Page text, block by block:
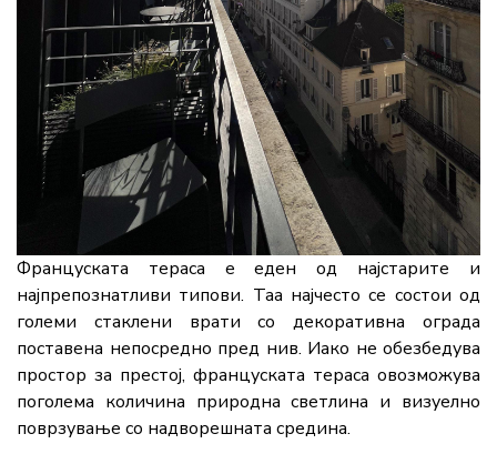
Француската тераса е еден од најстарите и
најпрепознатливи типови. Таа најчесто се состои од
големи стаклени врати со декоративна ограда
поставена непосредно пред нив. Иако не обезбедува
простор за престој, француската тераса овозможува
поголема количина природна светлина и визуелно
поврзување со надворешната средина.